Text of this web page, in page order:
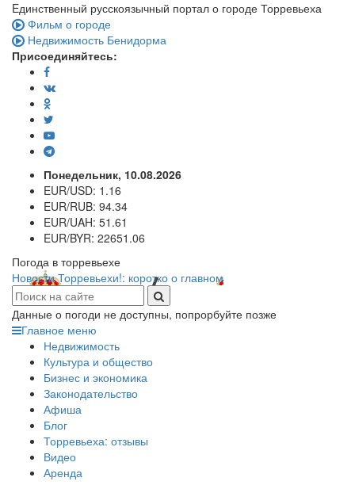
Eдинственный русскоязычный портал о городе Торревьеха
Фильм о городе
Недвижимость Бенидорма
Присоединяйтесь:
Понедельник, 10.08.2026
EUR/USD: 1.16
EUR/RUB: 94.34
EUR/UAH: 51.61
EUR/BYR: 22651.06
Погода в торревьехе
Новости Торревьехи!: коротко о главном
Данные о погоди не доступны, попрорбуйте позже
Главное меню
Недвижимость
Культура и общество
Бизнес и экономика
Законодательство
Афиша
Блог
Торревьеха: отзывы
Видео
Аренда